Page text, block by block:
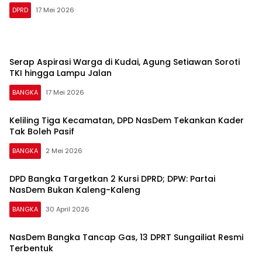
DPRD 17 Mei 2026
Serap Aspirasi Warga di Kudai, Agung Setiawan Soroti
TKI hingga Lampu Jalan
BANGKA 17 Mei 2026
Keliling Tiga Kecamatan, DPD NasDem Tekankan Kader
Tak Boleh Pasif
BANGKA 2 Mei 2026
DPD Bangka Targetkan 2 Kursi DPRD; DPW: Partai
NasDem Bukan Kaleng-Kaleng
BANGKA 30 April 2026
NasDem Bangka Tancap Gas, 13 DPRT Sungailiat Resmi
Terbentuk